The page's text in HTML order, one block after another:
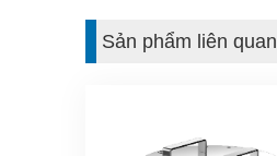
Sản phẩm liên quan